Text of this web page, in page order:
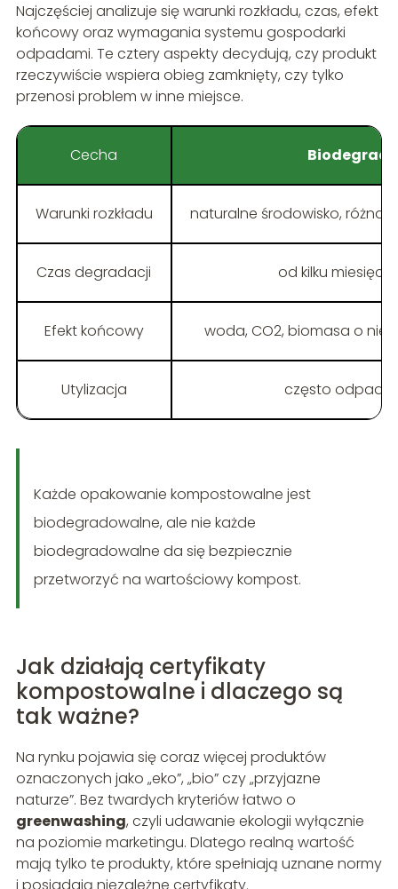
Najczęściej analizuje się warunki rozkładu, czas, efekt
końcowy oraz wymagania systemu gospodarki
odpadami. Te cztery aspekty decydują, czy produkt
rzeczywiście wspiera obieg zamknięty, czy tylko
przenosi problem w inne miejsce.
Cecha
Warunki rozkładu naturalne środowisko, różna
Czas degradacji od kilku
Efekt końcowy woda, CO2, biomasa o
Utylizacja często odpady
Każde opakowanie kompostowalne jest
biodegradowalne, ale nie każde
biodegradowalne da się bezpiecznie
przetworzyć na wartościowy kompost.
Jak działają certyfikaty
kompostowalne i dlaczego są
tak ważne?
Na rynku pojawia się coraz więcej produktów
oznaczonych jako „eko”, „bio” czy „przyjazne
naturze”. Bez twardych kryteriów łatwo o
greenwashing, czyli udawanie ekologii wyłącznie
na poziomie marketingu. Dlatego realną wartość
mają tylko te produkty, które spełniają uznane normy